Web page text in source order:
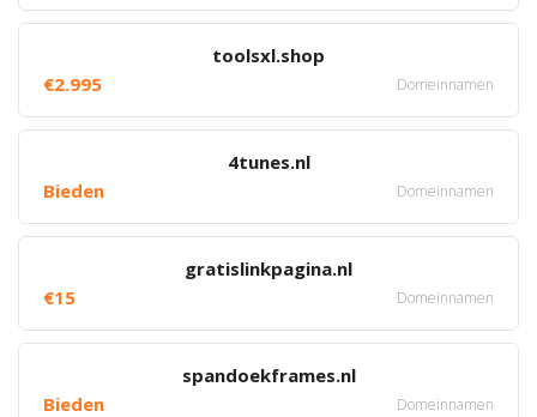
toolsxl.shop
€2.995
Domeinnamen
4tunes.nl
Bieden
Domeinnamen
gratislinkpagina.nl
€15
Domeinnamen
spandoekframes.nl
Bieden
Domeinnamen